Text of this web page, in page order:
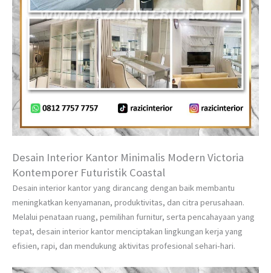
Desain Interior Kantor Minimalis Modern Victoria
Kontemporer Futuristik Coastal
Desain interior kantor yang dirancang dengan baik membantu
meningkatkan kenyamanan, produktivitas, dan citra perusahaan.
Melalui penataan ruang, pemilihan furnitur, serta pencahayaan yang
tepat, desain interior kantor menciptakan lingkungan kerja yang
efisien, rapi, dan mendukung aktivitas profesional sehari-hari.